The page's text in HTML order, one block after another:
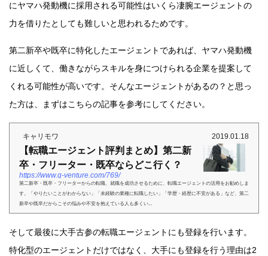
にヤマハ発動機に採用される可能性はいくら凄腕エージェントの
力を借りたとしても難しいと思われるためです。
第二新卒や既卒に特化したエージェントであれば、ヤマハ発動機
に近しくて、働きながらスキルを身につけられる企業を提案して
くれる可能性が高いです。そんなエージェントがあるの？と思っ
た方は、まずはこちらの記事を参考にしてください。
キャリモワ 2019.01.18
【転職エージェント評判まとめ】第二新
卒・フリーター・既卒ならどこ行く？
https://www.q-venture.com/769/
第二新卒・既卒・フリーターからの転職、就職を成功させるために、転職エージェントの活用をお勧めしま
す。「やりたいことがわからない」「未経験の業種に転職したい」「学歴・経歴に不安がある」など、第二
新卒や既卒だからこその悩みや不安を抱えている人も多くい...
そして最後に大手古参の転職エージェントにも登録を行います。
特化型のエージェントだけではなく、大手にも登録を行う理由は2